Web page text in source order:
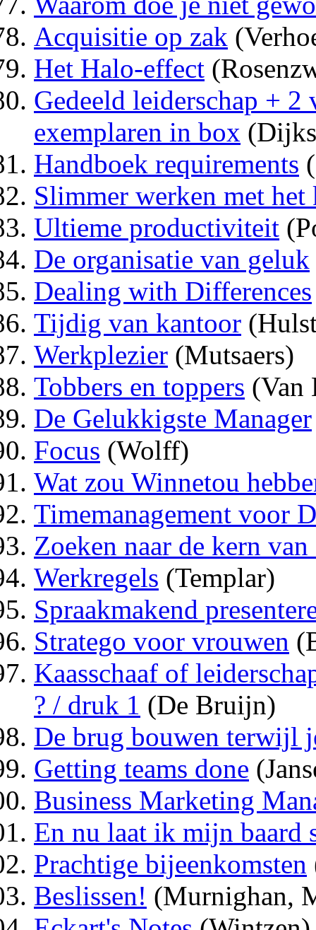
Acquisitie op zak
Het Halo-effect
Gedeeld leiderschap +
exemplaren in box
Handboek requirements
Slimmer werken met
Ultieme productiviteit
De organisatie van geluk
Dealing with Differences
Tijdig van kantoor
Werkplezier (Mutsaers)
Tobbers en toppers (Van
De Gelukkigste Manager
Focus (Wolff)
Wat zou Winnetou
Timemanagement voor
Zoeken naar de kern
Werkregels (Templar)
Spraakmakend
Stratego voor vrouwen
Kaasschaaf of
? / druk 1 (De Bruijn)
De brug bouwen terwijl
Getting teams done
Business Marketing
En nu laat ik mijn baard
Prachtige bijeenkomsten
Beslissen! (Murnighan,